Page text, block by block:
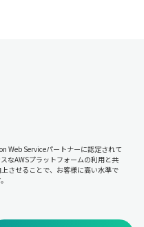
Web Serviceパートナーに認定されて
なAWSプラットフォームの利用と共
させることで、お客様に高い水準で